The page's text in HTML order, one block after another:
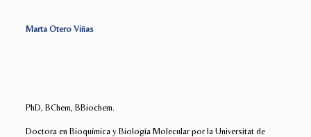
Marta Otero Viñas
PhD, BChem, BBiochem.
Doctora en Bioquímica y Biología Molecular por la Universitat de